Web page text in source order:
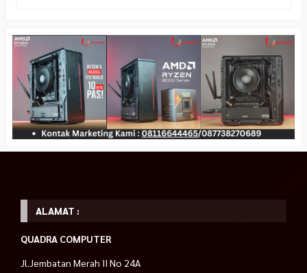
ALAMAT :
QUADRA COMPUTER
Jl.Jembatan Merah II No 24A